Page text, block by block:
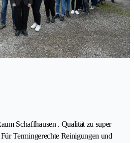
Schaffhausen . Qualität zu super
Termingerechte Reinigungen und